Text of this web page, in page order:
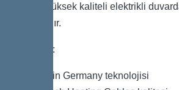
alanında yüksek kaliteli elektrikli
sunmaktadır.
Avantajları:
Made in Germany teknolojisi